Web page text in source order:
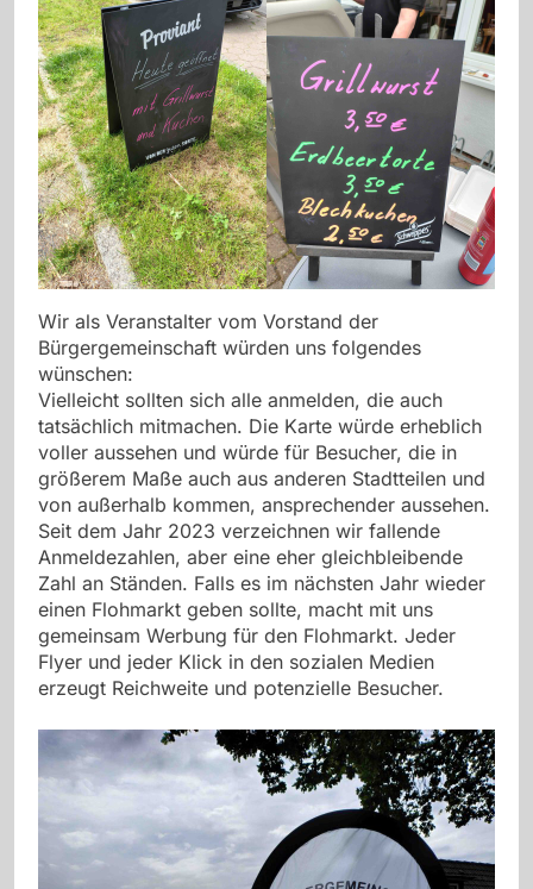
Wir als Veranstalter vom Vorstand der
Bürgergemeinschaft würden uns folgendes
wünschen:
Vielleicht sollten sich alle anmelden, die auch
tatsächlich mitmachen. Die Karte würde erheblich
voller aussehen und würde für Besucher, die in
größerem Maße auch aus anderen Stadtteilen und
von außerhalb kommen, ansprechender aussehen.
Seit dem Jahr 2023 verzeichnen wir fallende
Anmeldezahlen, aber eine eher gleichbleibende
Zahl an Ständen. Falls es im nächsten Jahr wieder
einen Flohmarkt geben sollte, macht mit uns
gemeinsam Werbung für den Flohmarkt. Jeder
Flyer und jeder Klick in den sozialen Medien
erzeugt Reichweite und potenzielle Besucher.